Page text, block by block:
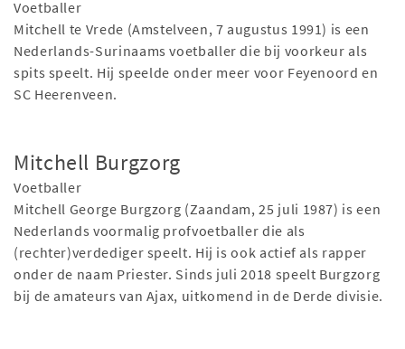
Voetballer
Mitchell te Vrede (Amstelveen, 7 augustus 1991) is een
Nederlands-Surinaams voetballer die bij voorkeur als
spits speelt. Hij speelde onder meer voor Feyenoord en
SC Heerenveen.
Mitchell Burgzorg
Voetballer
Mitchell George Burgzorg (Zaandam, 25 juli 1987) is een
Nederlands voormalig profvoetballer die als
(rechter)verdediger speelt. Hij is ook actief als rapper
onder de naam Priester. Sinds juli 2018 speelt Burgzorg
bij de amateurs van Ajax, uitkomend in de Derde divisie.